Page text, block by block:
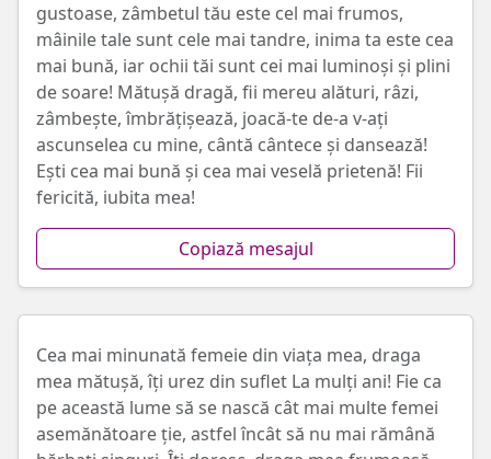
gustoase, zâmbetul tău este cel mai frumos,
mâinile tale sunt cele mai tandre, inima ta este cea
mai bună, iar ochii tăi sunt cei mai luminoși și plini
de soare! Mătușă dragă, fii mereu alături, râzi,
zâmbește, îmbrățișează, joacă-te de-a v-ați
ascunselea cu mine, cântă cântece și dansează!
Ești cea mai bună și cea mai veselă prietenă! Fii
fericită, iubita mea!
Copiază mesajul
Cea mai minunată femeie din viața mea, draga
mea mătușă, îți urez din suflet La mulți ani! Fie ca
pe această lume să se nască cât mai multe femei
asemănătoare ție, astfel încât să nu mai rămână